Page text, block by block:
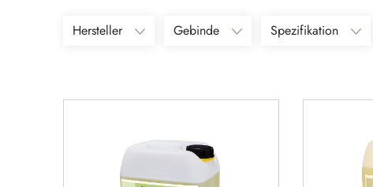
Hersteller Gebinde Spezifikation